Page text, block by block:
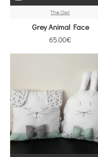
The Owl
Grey Animal Face
65,00€